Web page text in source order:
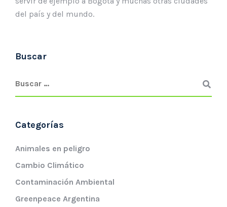
del país y del mundo.
Buscar
Categorías
Animales en peligro
Cambio Climático
Contaminación Ambiental
Greenpeace Argentina